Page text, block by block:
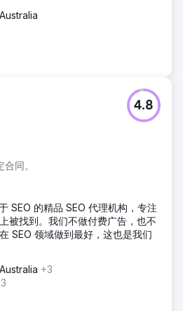
同。
4.8
SEO 的精品 SEO 代理机构，专注
被找到。我们不做付费广告，也不
SEO 领域做到最好，这也是我们
+3